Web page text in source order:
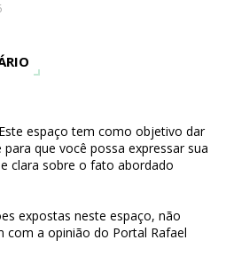
espaço tem como objetivo dar
que você possa expressar sua
clara sobre o fato abordado
expostas neste espaço, não
com a opinião do Portal Rafael